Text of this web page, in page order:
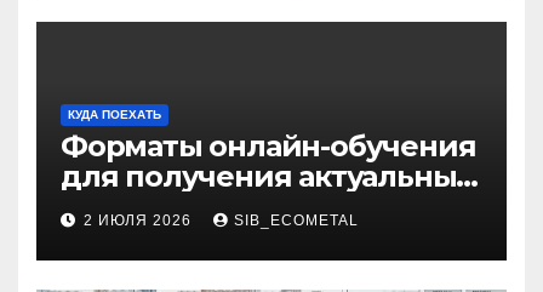
КУДА ПОЕХАТЬ
Форматы онлайн-обучения
для получения актуальных
профессий
2 ИЮЛЯ 2026 SIB_ECOMETAL